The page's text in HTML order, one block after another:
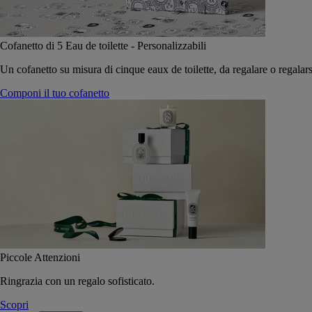
Cofanetto di 5 Eau de toilette - Personalizzabili
Un cofanetto su misura di cinque eaux de toilette, da regalare o
Componi il tuo cofanetto
Piccole Attenzioni
Ringrazia con un regalo sofisticato.
Scopri